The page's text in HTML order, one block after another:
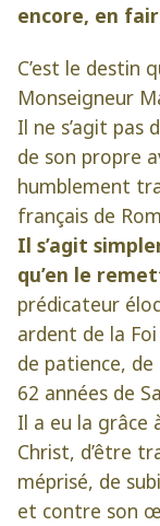
encore, en
C’est le destin
Monseigneur
Il ne s’agit pas
de son propre
humblement
français de
Il s’agit
qu’en le
prédicateur
ardent de la
de patience,
62 années de
Il a eu la grâce
Christ, d’être
méprisé, de
et contre son